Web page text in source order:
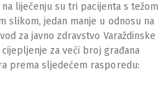
na liječenju su tri pacijenta s težom
slikom, jedan manje u odnosu na
za javno zdravstvo Varaždinske
cijepljenje za veći broj građana
prema sljedećem rasporedu: